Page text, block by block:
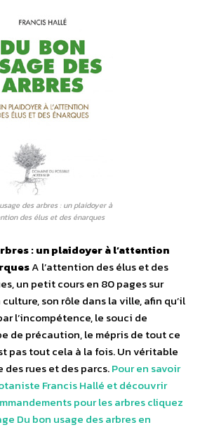
des arbres : un plaidoyer à
des élus et des énarques
: un plaidoyer à l’attention
A l’attention des élus et des
un petit cours en 80 pages sur
culture, son rôle dans la ville, afin qu’il
l’incompétence, le souci de
de précaution, le mépris de tout ce
pas tout cela à la fois. Un véritable
des rues et des parcs.Pour en savoir
Francis Hallé et découvrir
pour les arbres cliquez
Du bon usage des arbres en